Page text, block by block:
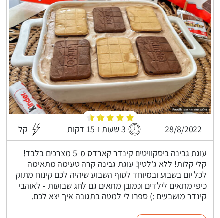
28/8/2022 3 שעות ו-15 דקות קל
עוגת גבינה ביסקוויטים קינדר קארדס מ-5 מצרכים בלבד!
קלי קלות! ללא ג'לטין! עוגת גבינה קרה טעימה מתאימה
לכל יום בשבוע ובמיוחד לסוף השבוע שיהיה לכם קינוח מתוק
כיפי מתאים לילדים וכמובן מתאים גם לחג שבועות - לאוהבי
קינדר מושבעים :) ספרו לי למטה בתגובה איך יצא לכם.